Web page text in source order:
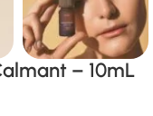
– 10mL